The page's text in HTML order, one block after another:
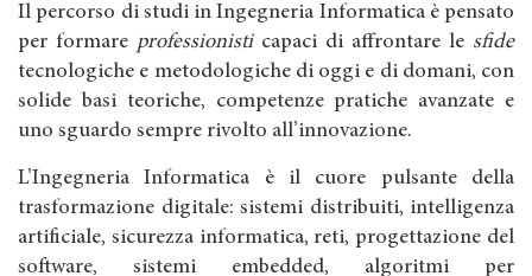
Il percorso di studi in Ingegneria Informatica è pensato
per formare professionisticapaci di affrontare le sfide
tecnologiche e metodologiche di oggi e di domani, con
solide basi teoriche, competenze pratiche avanzate e
uno sguardo sempre rivolto all’innovazione.
L’Ingegneria Informatica è il cuore pulsante della
trasformazione digitale: sistemi distribuiti, intelligenza
artificiale, sicurezza informatica, reti, progettazione del
software, sistemi embedded, algoritmi per